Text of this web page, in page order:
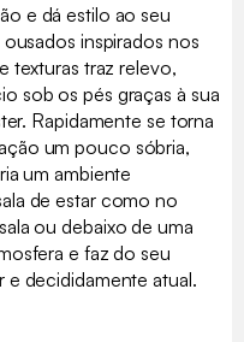
e dá estilo ao seu
inspirados nos
texturas traz relevo,
sob os pés graças à sua
Rapidamente se torna
um pouco sóbria,
um ambiente
de estar como no
ou debaixo de uma
e faz do seu
decididamente atual.